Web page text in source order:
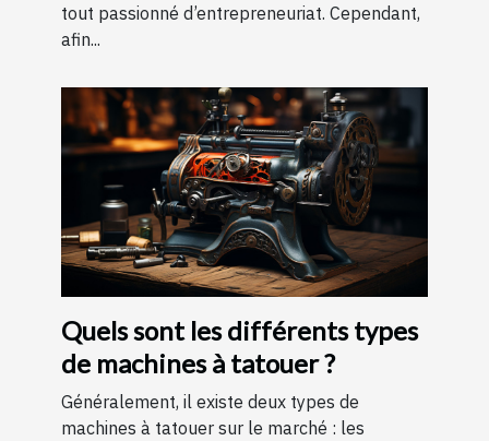
tout passionné d’entrepreneuriat. Cependant,
afin...
Quels sont les différents types
de machines à tatouer ?
Généralement, il existe deux types de
machines à tatouer sur le marché : les